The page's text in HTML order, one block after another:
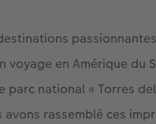
voyage en Amérique du
parc national « Torres
avons rassemblé ces